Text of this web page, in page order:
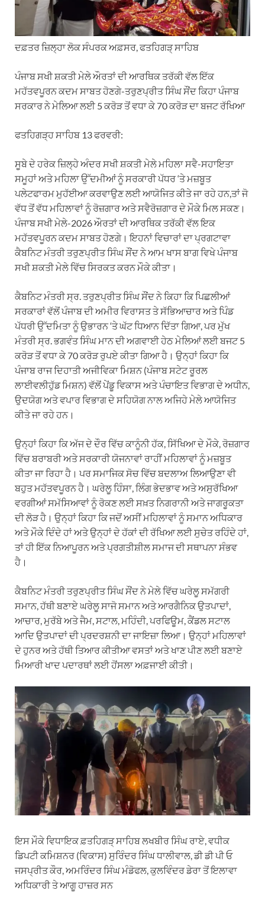
p
p
a
m
k
I
n
ਦਫ਼ਤਰ ਜ਼ਿਲ੍ਹਾ ਲੋਕ ਸੰਪਰਕ ਅਫ਼ਸਰ, ਫਤਹਿਗੜ੍ ਸਾਹਿਬ
ਪੰਜਾਬ ਸਖੀ ਸ਼ਕਤੀ ਮੇਲੇ ਔਰਤਾਂ ਦੀ ਆਰਥਿਕ ਤਰੱਕੀ ਵੱਲ ਇੱਕ
ਮਹੱਤਵਪੂਰਨ ਕਦਮ ਸਾਬਤ ਹੋਣਗੇ-ਤਰੁਣਪ੍ਰੀਤ ਸਿੰਘ ਸੌਂਦ ਕਿਹਾ ਪੰਜਾਬ
ਸਰਕਾਰ ਨੇ ਮੇਲਿਆ ਲਈ 5 ਕਰੋੜ ਤੋਂ ਵਧਾ ਕੇ 70 ਕਰੋੜ ਦਾ ਬਜਟ ਰੱਖਿਆ
ਫਤਹਿਗੜ੍ਹ ਸਾਹਿਬ 13 ਫਰਵਰੀ:
ਸੂਬੇ ਦੇ ਹਰੇਕ ਜ਼ਿਲ੍ਹੇ ਅੰਦਰ ਸਖੀ ਸ਼ਕਤੀ ਮੇਲੇ ਮਹਿਲਾ ਸਵੈ-ਸਹਾਇਤਾ
ਸਮੂਹਾਂ ਅਤੇ ਮਹਿਲਾ ਉੱਦਮੀਆਂ ਨੂੰ ਸਰਕਾਰੀ ਪੱਧਰ ‘ਤੇ ਮਜ਼ਬੂਤ
ਪਲੇਟਫਾਰਮ ਮੁਹੱਈਆ ਕਰਵਾਉਣ ਲਈ ਆਯੋਜਿਤ ਕੀਤੇ ਜਾ ਰਹੇ ਹਨ,ਤਾਂ ਜੋ
ਵੱਧ ਤੋਂ ਵੱਧ ਮਹਿਲਾਵਾਂ ਨੂੰ ਰੋਜ਼ਗਾਰ ਅਤੇ ਸਵੈਰੋਜ਼ਗਾਰ ਦੇ ਮੌਕੇ ਮਿਲ ਸਕਣ।
ਪੰਜਾਬ ਸਖੀ ਮੇਲੇ-2026 ਔਰਤਾਂ ਦੀ ਆਰਥਿਕ ਤਰੱਕੀ ਵੱਲ ਇਕ
ਮਹੱਤਵਪੂਰਨ ਕਦਮ ਸਾਬਤ ਹੋਣਗੇ। ਇਹਨਾਂ ਵਿਚਾਰਾਂ ਦਾ ਪ੍ਰਗਟਾਵਾ
ਕੈਬਨਿਟ ਮੰਤਰੀ ਤਰੁਣਪ੍ਰੀਤ ਸਿੰਘ ਸੌਂਦ ਨੇ ਆਮ ਖਾਸ ਬਾਗ ਵਿਖੇ ਪੰਜਾਬ
ਸਖੀ ਸ਼ਕਤੀ ਮੇਲੇ ਵਿੱਚ ਸਿਰਕਤ ਕਰਨ ਮੌਕੇ ਕੀਤਾ।
ਕੈਬਨਿਟ ਮੰਤਰੀ ਸ੍ਰ. ਤਰੁਣਪ੍ਰੀਤ ਸਿੰਘ ਸੌਂਦ ਨੇ ਕਿਹਾ ਕਿ ਪਿਛਲੀਆਂ
ਸਰਕਾਰਾਂ ਵੱਲੋਂ ਪੰਜਾਬ ਦੀ ਅਮੀਰ ਵਿਰਾਸਤ ਤੇ ਸੱਭਿਆਚਾਰ ਅਤੇ ਪਿੰਡ
ਪੱਧਰੀ ਉੱਦਮਿਤਾ ਨੂੰ ਉਭਾਰਨ ‘ਤੇ ਘੱਟ ਧਿਆਨ ਦਿੱਤਾ ਗਿਆ, ਪਰ ਮੁੱਖ
ਮੰਤਰੀ ਸ੍ਰ. ਭਗਵੰਤ ਸਿੰਘ ਮਾਨ ਦੀ ਅਗਵਾਈ ਹੇਠ ਮੇਲਿਆਂ ਲਈ ਬਜਟ 5
ਕਰੋੜ ਤੋਂ ਵਧਾ ਕੇ 70 ਕਰੋੜ ਰੁਪਏ ਕੀਤਾ ਗਿਆ ਹੈ। ਉਨ੍ਹਾਂ ਕਿਹਾ ਕਿ
ਪੰਜਾਬ ਰਾਜ ਦਿਹਾਤੀ ਅਜੀਵਿਕਾ ਮਿਸ਼ਨ (ਪੰਜਾਬ ਸਟੇਟ ਰੂਰਲ
ਲਾਈਵਲੀਹੁੱਡ ਮਿਸ਼ਨ) ਵੱਲੋਂ ਪੇਂਡੂ ਵਿਕਾਸ ਅਤੇ ਪੰਚਾਇਤ ਵਿਭਾਗ ਦੇ ਅਧੀਨ,
ਉਦਯੋਗ ਅਤੇ ਵਪਾਰ ਵਿਭਾਗ ਦੇ ਸਹਿਯੋਗ ਨਾਲ ਅਜਿਹੇ ਮੇਲੇ ਆਯੋਜਿਤ
ਕੀਤੇ ਜਾ ਰਹੇ ਹਨ।
ਉਨ੍ਹਾਂ ਕਿਹਾ ਕਿ ਅੱਜ ਦੇ ਦੌਰ ਵਿੱਚ ਕਾਨੂੰਨੀ ਹੱਕ, ਸਿੱਖਿਆ ਦੇ ਮੌਕੇ, ਰੋਜ਼ਗਾਰ
ਵਿੱਚ ਬਰਾਬਰੀ ਅਤੇ ਸਰਕਾਰੀ ਯੋਜਨਾਵਾਂ ਰਾਹੀਂ ਮਹਿਲਾਵਾਂ ਨੂੰ ਮਜ਼ਬੂਤ
ਕੀਤਾ ਜਾ ਰਿਹਾ ਹੈ। ਪਰ ਸਮਾਜਿਕ ਸੋਚ ਵਿੱਚ ਬਦਲਾਅ ਲਿਆਉਣਾ ਵੀ
ਬਹੁਤ ਮਹੱਤਵਪੂਰਨ ਹੈ। ਘਰੇਲੂ ਹਿੰਸਾ, ਲਿੰਗ ਭੇਦਭਾਵ ਅਤੇ ਅਸੁਰੱਖਿਆ
ਵਰਗੀਆਂ ਸਮੱਸਿਆਵਾਂ ਨੂੰ ਰੋਕਣ ਲਈ ਸਖ਼ਤ ਨਿਗਰਾਨੀ ਅਤੇ ਜਾਗਰੂਕਤਾ
ਦੀ ਲੋੜ ਹੈ। ਉਨ੍ਹਾਂ ਕਿਹਾ ਕਿ ਜਦੋਂ ਅਸੀਂ ਮਹਿਲਾਵਾਂ ਨੂੰ ਸਮਾਨ ਅਧਿਕਾਰ
ਅਤੇ ਮੌਕੇ ਦਿੰਦੇ ਹਾਂ ਅਤੇ ਉਨ੍ਹਾਂ ਦੇ ਹੱਕਾਂ ਦੀ ਰੱਖਿਆ ਲਈ ਸੁਚੇਤ ਰਹਿੰਦੇ ਹਾਂ,
ਤਾਂ ਹੀ ਇੱਕ ਨਿਆਪੂਰਨ ਅਤੇ ਪ੍ਰਗਤੀਸ਼ੀਲ ਸਮਾਜ ਦੀ ਸਥਾਪਨਾ ਸੰਭਵ
ਹੈ।
ਕੈਬਨਿਟ ਮੰਤਰੀ ਤਰੁਣਪ੍ਰੀਤ ਸਿੰਘ ਸੌਂਦ ਨੇ ਮੇਲੇ ਵਿੱਚ ਘਰੇਲੂ ਸਮੱਗਰੀ
ਸਮਾਨ, ਹੱਥੀ ਬਣਾਏ ਘਰੇਲੂ ਸਾਜੋ ਸਮਾਨ ਅਤੇ ਆਰਗੈਨਿਕ ਉਤਪਾਦਾਂ,
ਆਚਾਰ, ਮੁਰੱਬੇ ਅਤੇ ਜੈਮ, ਸਟਾਲ, ਮਹਿੰਦੀ, ਪਰਫਿਊਮ, ਕੈਂਡਲ ਸਟਾਲ
ਆਦਿ ਉਤਪਾਦਾਂ ਦੀ ਪ੍ਰਦਰਸ਼ਨੀ ਦਾ ਜਾਇਜ਼ਾ ਲਿਆ। ਉਨ੍ਹਾਂ ਮਹਿਲਾਵਾਂ
ਦੇ ਹੁਨਰ ਅਤੇ ਹੱਥੀ ਤਿਆਰ ਕੀਤੀਆ ਵਸਤਾਂ ਅਤੇ ਖਾਣ ਪੀਣ ਲਈ ਬਣਾਏ
ਮਿਆਰੀ ਖਾਦ ਪਦਾਰਥਾਂ ਲਈ ਹੋਂਸਲਾ ਅਫ਼ਜਾਈ ਕੀਤੀ।
ਇਸ ਮੌਕੇ ਵਿਧਾਇਕ ਫ਼ਤਹਿਗੜ੍ ਸਾਹਿਬ ਲਖਬੀਰ ਸਿੰਘ ਰਾਏ, ਵਧੀਕ
ਡਿਪਟੀ ਕਮਿਸ਼ਨਰ (ਵਿਕਾਸ) ਸੁਰਿੰਦਰ ਸਿੰਘ ਧਾਲੀਵਾਲ, ਡੀ ਡੀ ਪੀ ਓ
ਜਸਪ੍ਰੀਤ ਕੌਰ, ਅਮਰਿੰਦਰ ਸਿੰਘ ਮੰਡੋਫਲ, ਕੁਲਵਿੰਦਰ ਡੇਰਾ ਤੋਂ ਇਲਾਵਾ
ਅਧਿਕਾਰੀ ਤੇ ਆਗੂ ਹਾਜ਼ਰ ਸਨ